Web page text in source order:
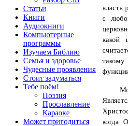
Статьи
Книги
Аудиокниги
Компьютерные
программы
Изучаем Библию
Семья и здоровье
Чудесные проявления
Стоит задуматься
Тебе поём!
Поэзия
Прославление
Караоке
Может пригодиться
власть
с
какой
когда